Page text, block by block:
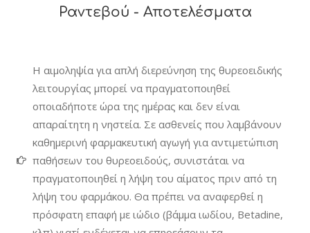
Ραντεβού - Αποτελέσματα
Η αιμοληψία για απλή διερεύνηση της θυρεοειδικής
λειτουργίας μπορεί να πραγματοποιηθεί
οποιαδήποτε ώρα της ημέρας και δεν είναι
απαραίτητη η νηστεία. Σε ασθενείς που λαμβάνουν
καθημερινή φαρμακευτική αγωγή για αντιμετώπιση
παθήσεων του θυρεοειδούς, συνιστάται να
πραγματοποιηθεί η λήψη του αίματος πριν από τη
λήψη του φαρμάκου. Θα πρέπει να αναφερθεί η
πρόσφατη επαφή με ιώδιο (βάμμα ιωδίου, Betadine,